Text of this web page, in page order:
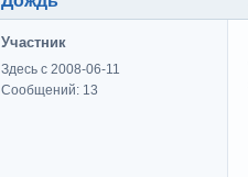
Участник
Здесь с 2008-06-11
Сообщений: 13